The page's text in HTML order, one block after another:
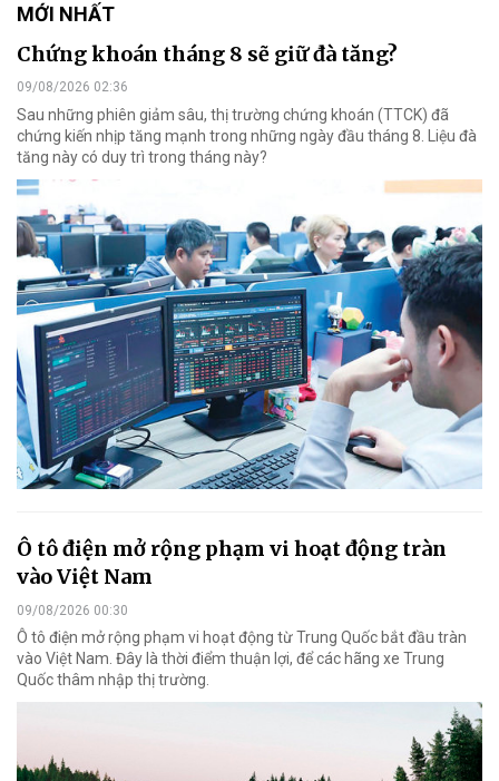
MỚI NHẤT
Chứng khoán tháng 8 sẽ giữ đà tăng?
09/08/2026 02:36
Sau những phiên giảm sâu, thị trường chứng khoán (TTCK) đã
chứng kiến nhịp tăng mạnh trong những ngày đầu tháng 8. Liệu đà
tăng này có duy trì trong tháng này?
Ô tô điện mở rộng phạm vi hoạt động tràn
vào Việt Nam
09/08/2026 00:30
Ô tô điện mở rộng phạm vi hoạt động từ Trung Quốc bắt đầu tràn
vào Việt Nam. Đây là thời điểm thuận lợi, để các hãng xe Trung
Quốc thâm nhập thị trường.